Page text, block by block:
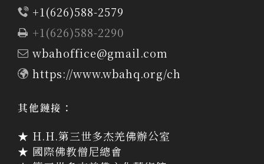
+1(626)588-2579
+1(626)588-2290
wbahoffice@gmail.com
https://www.wbahq.org/ch
其他鏈接：
★ H.H.第三世多杰羌佛辦公室
★ 國際佛教僧尼總會